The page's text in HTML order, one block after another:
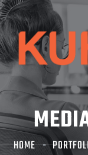
HOME